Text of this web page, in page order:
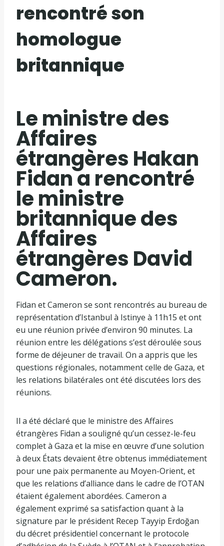
rencontré son
homologue
britannique
Le ministre des
Affaires
étrangères Hakan
Fidan a rencontré
le ministre
britannique des
Affaires
étrangères David
Cameron.
Fidan et Cameron se sont rencontrés au bureau de
représentation d’Istanbul à Istinye à 11h15 et ont
eu une réunion privée d’environ 90 minutes. La
réunion entre les délégations s’est déroulée sous
forme de déjeuner de travail. On a appris que les
questions régionales, notamment celle de Gaza, et
les relations bilatérales ont été discutées lors des
réunions.
Il a été déclaré que le ministre des Affaires
étrangères Fidan a souligné qu’un cessez-le-feu
complet à Gaza et la mise en œuvre d’une solution
à deux États devaient être obtenus immédiatement
pour une paix permanente au Moyen-Orient, et
que les relations d’alliance dans le cadre de l’OTAN
étaient également abordées. Cameron a
également exprimé sa satisfaction quant à la
signature par le président Recep Tayyip Erdoğan
du décret présidentiel concernant le protocole